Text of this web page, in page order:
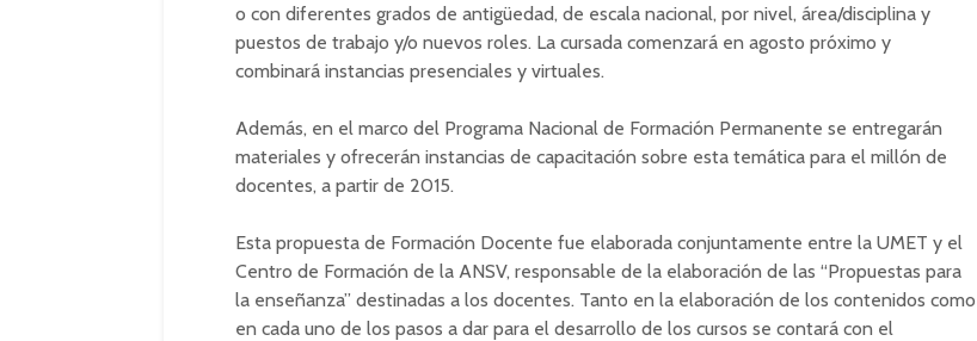
o con diferentes grados de antigüedad, de escala nacional, por nivel, área/disciplina y
puestos de trabajo y/o nuevos roles. La cursada comenzará en agosto próximo y
combinará instancias presenciales y virtuales.
Además, en el marco del Programa Nacional de Formación Permanente se entregarán
materiales y ofrecerán instancias de capacitación sobre esta temática para el millón de
docentes, a partir de 2015.
Esta propuesta de Formación Docente fue elaborada conjuntamente entre la UMET y el
Centro de Formación de la ANSV, responsable de la elaboración de las “Propuestas para
la enseñanza” destinadas a los docentes. Tanto en la elaboración de los contenidos como
en cada uno de los pasos a dar para el desarrollo de los cursos se contará con el